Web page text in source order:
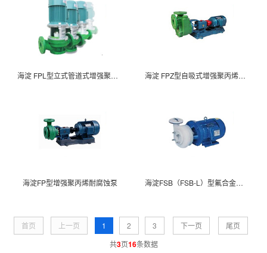
海淀 FPL型立式管道式增强聚丙烯耐腐蚀泵 海淀 FPZ型自吸式增强聚丙烯耐腐蚀泵
海淀FP型增强聚丙烯耐腐蚀泵 海淀FSB（FSB-L）型氟合金耐腐蚀泵
首页 上一页 1 2 3 下一页
尾页
共3页16条数据